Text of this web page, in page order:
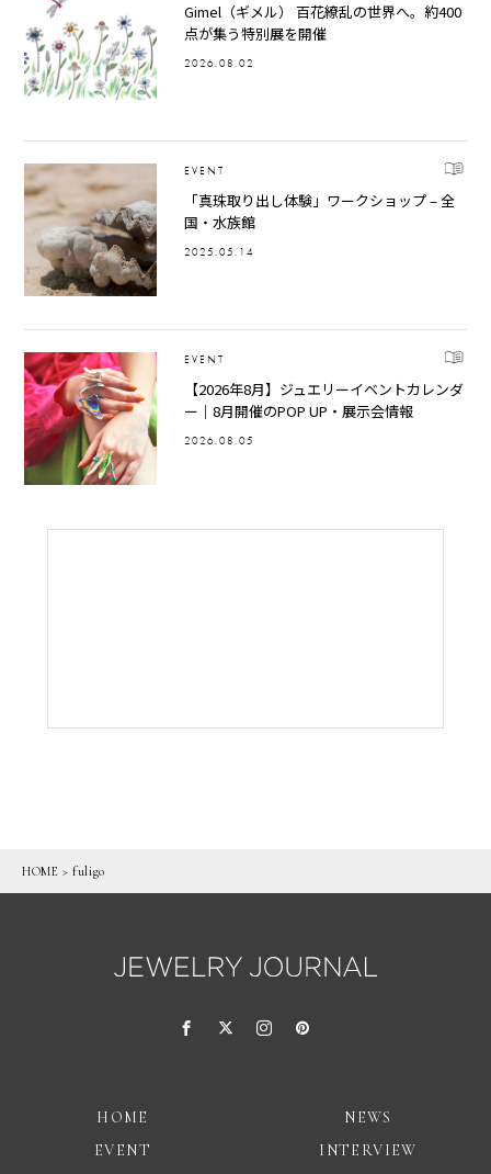
Gimel（ギメル） 百花繚乱の世界へ。約400
点が集う特別展を開催
2026.08.02
EVENT
「真珠取り出し体験」ワークショップ – 全
国・水族館
2025.05.14
EVENT
【2026年8月】ジュエリーイベントカレンダ
ー｜8月開催のPOP UP・展示会情報
2026.08.05
HOME >fuligo
HOME
NEWS
EVENT
INTERVIEW